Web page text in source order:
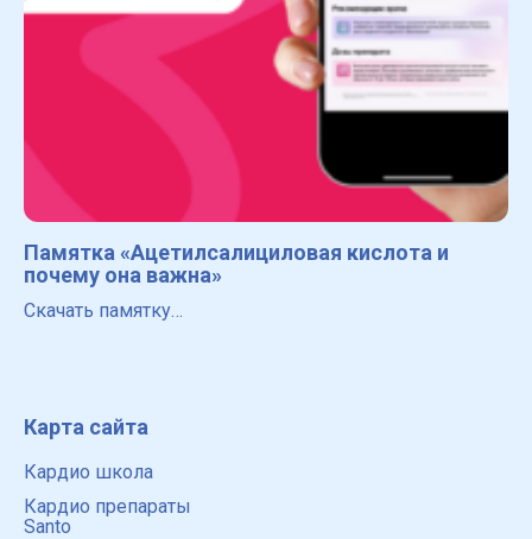
Памятка «Ацетилсалициловая кислота и
почему она важна»
Скачать памятку…
Карта сайта
Кардио школа
Кардио препараты
Santo